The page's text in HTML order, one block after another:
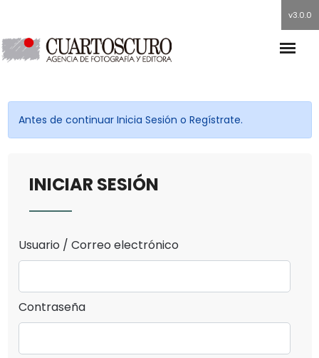
v3.0.0
Antes de continuar Inicia Sesión o Regístrate.
INICIAR SESIÓN
Usuario / Correo electrónico
Contraseña